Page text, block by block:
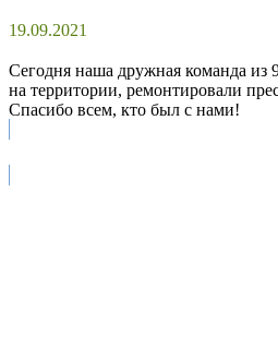
19.09.2021
Сегодня наша дружная команда из
на территории, ремонтировали
Спасибо всем, кто был с нами!